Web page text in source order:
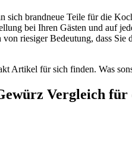
sich brandneue Teile für die
bei Ihren Gästen und auf
riesiger Bedeutung, dass
Artikel für sich finden. Was
Vergleich für